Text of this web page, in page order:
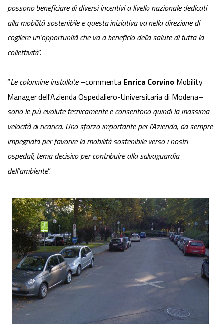
possono beneficiare di diversi incentivi a livello nazionale dedicati
alla mobilità sostenibile e questa iniziativa va nella direzione di
cogliere un’opportunità che va a beneficio della salute di tutta la
collettività”.
“Le colonnine installate –commenta Enrica Corvino Mobility
Manager dell'Azienda Ospedaliero-Universitaria di Modena–
sono le più evolute tecnicamente e consentono quindi la massima
velocità di ricarica. Uno sforzo importante per l’Azienda, da sempre
impegnata per favorire la mobilità sostenibile verso i nostri
ospedali, tema decisivo per contribuire alla salvaguardia
dell’ambiente”.